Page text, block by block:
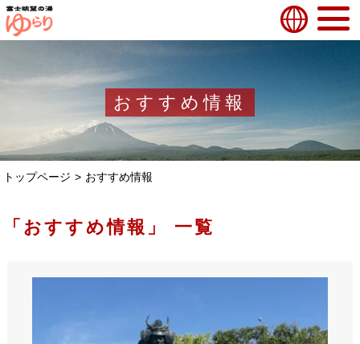
おすすめ情報
トップページ おすすめ情報
「おすすめ情報」 一覧